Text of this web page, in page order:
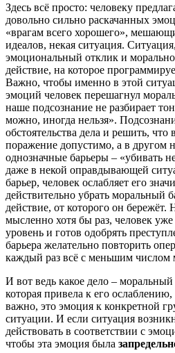
Здесь всё просто: человеку
довольно сильно раскачанных
«врагам всего хорошего»,
идеалов, некая ситуация.
эмоциональный отклик и
действие, на которое
Важно, чтобы именно в этой
эмоций человек перешагнул
наше подсознание не разбирает
можно, иногда нельзя».
обстоятельства дела и решить, что
поражение допустимо, а в другом
однозначные барьеры – «убивать
даже в некой оправдывающей
барьер, человек ослабляет его
действительно убрать моральный
действие, от которого он бережёт.
мысленно хотя бы раз, человек
уровень и готов одобрять
барьера желательно повторить
каждый раз всё с меньшим числом
И вот ведь какое дело – моральный
которая привела к его
важно, это эмоция к конкретной
ситуации. И если ситуация
действовать в соответствии с
чтобы эта эмоция была